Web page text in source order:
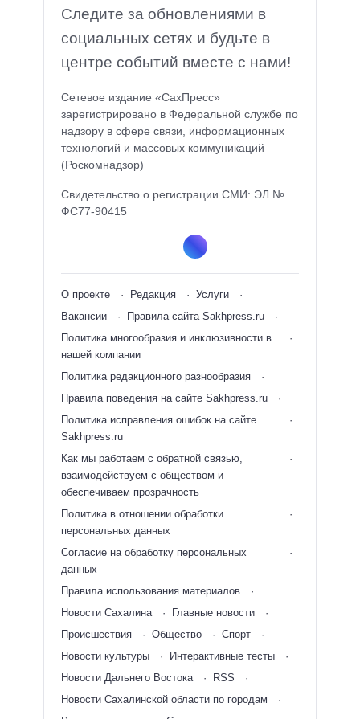
Следите за обновлениями в
социальных сетях и будьте в
центре событий вместе с нами!
Сетевое издание «СахПресс»
зарегистрировано в Федеральной службе по
надзору в сфере связи, информационных
технологий и массовых коммуникаций
(Роскомнадзор)
Свидетельство о регистрации СМИ: ЭЛ №
ФС77-90415
О проекте Редакция
Услуги
Вакансии
Правила сайта Sakhpress.ru
Политика многообразия и инклюзивности в
нашей компании
Политика редакционного разнообразия
Правила поведения на сайте Sakhpress.ru
Политика исправления ошибок на сайте
Sakhpress.ru
Как мы работаем с обратной связью,
взаимодействуем с обществом и
обеспечиваем прозрачность
Политика в отношении обработки
персональных данных
Согласие на обработку персональных
данных
Правила использования материалов
Новости Сахалина
Главные новости
Происшествия
Общество
Спорт
Новости культуры
Интерактивные тесты
Новости Дальнего Востока
RSS
Новости Сахалинской области по городам